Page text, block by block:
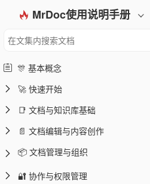
MrDoc使用说明手册
🎊 基本概念
🚀 快速开始
📑 文档与知识库基础
📄 文档编辑与内容创作
📦 文档管理与组织
🔐 协作与权限管理